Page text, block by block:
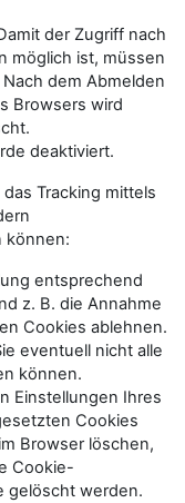
der Zugriff nach
möglich ist, müssen
dem Abmelden
Browsers wird
deaktiviert.
Tracking mittels
können:
entsprechend
z. B. die Annahme
Cookies ablehnen.
eventuell nicht alle
können.
Einstellungen Ihres
Cookies
Browser löschen,
Cookie-
gelöscht werden.